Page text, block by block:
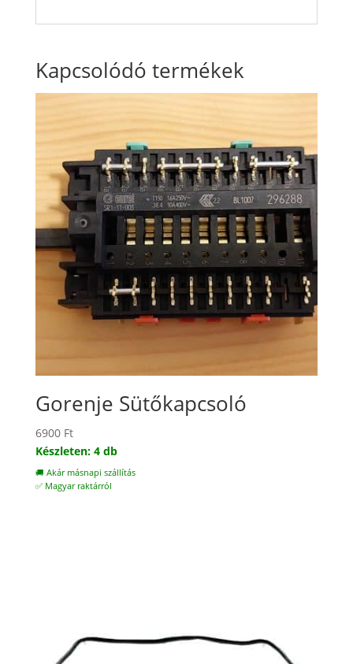
Kapcsolódó termékek
Gorenje Sütőkapcsoló
6900 Ft
Készleten: 4 db
🚚 Akár másnapi szállítás
✅ Magyar raktárról